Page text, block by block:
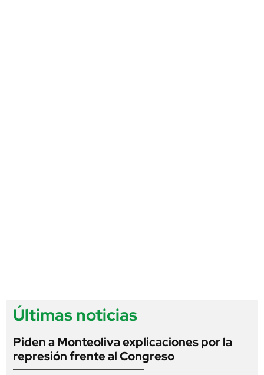
Últimas noticias
Piden a Monteoliva explicaciones por la
represión frente al Congreso